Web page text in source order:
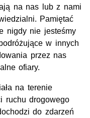
na nas lub z nami
Pamiętać
nigdy nie jesteśmy
w innych
przez nas
ofiary.
na terenie
ruchu drogowego
do zdarzeń